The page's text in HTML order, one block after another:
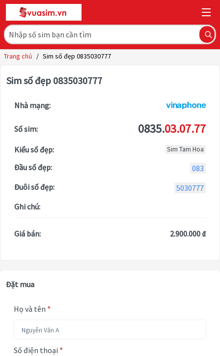
Trang chủ / Sim số đẹp 0835030777
Sim số đẹp 0835030777
Nhà mạng:
Số sim: 0835.03.07.77
Kiểu số đẹp: Sim Tam Hoa
Đầu số đẹp:
083
Đuôi số đẹp:
5030777
Ghi chú:
Giá bán: 2.900.000 ₫
Đặt mua
Họ và tên *
Số điện thoại *